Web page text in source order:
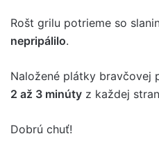
Rošt grilu potrieme so
nepripálilo.
Naložené plátky bravčovej
2 až 3 minúty z každej
Dobrú chuť!